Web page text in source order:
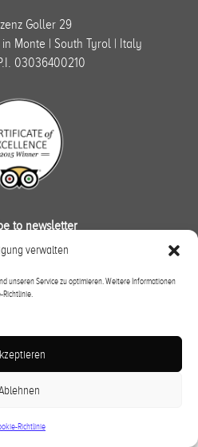
verwalten
unseren Service zu optimieren. Weitere Informationen
Richtlinie
Goller 29
Monte | South Tyrol | Italy
03036400210
to newsletter
OK